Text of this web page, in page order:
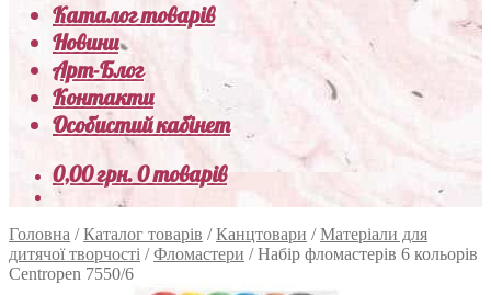
Каталог товарів
Новини
Арт-Блог
Контакти
Особистий кабінет
0,00грн.0 товарів
Головна /Каталог товарів /Канцтовари /Матеріали для
дитячої творчості /Фломастери /Набір фломастерів 6 кольорів
Centropen 7550/6